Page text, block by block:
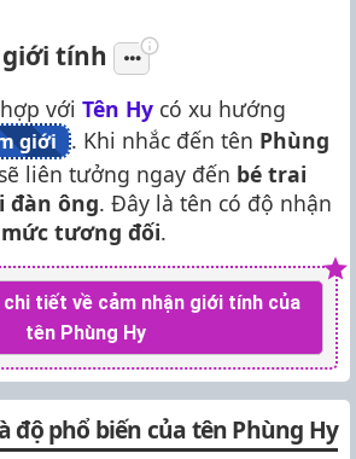
giới tính
với Tên Hy có xu hướng
giới . Khi nhắc đến tên Phùng
liên tưởng ngay đến bé trai
đàn ông. Đây là tên có độ nhận
tương đối.
tiết về cảm nhận giới tính của
tên Phùng Hy
độ phổ biến của tên Phùng Hy